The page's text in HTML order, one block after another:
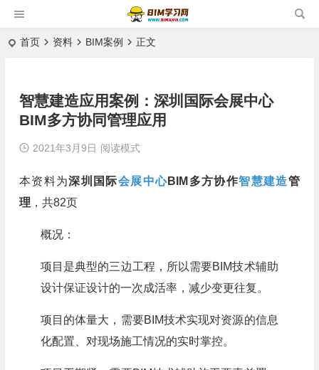
首页 资料 BIM案例 正文
智慧建造应用案例：深圳国际会展中心
BIM多方协同管理应用
2021年3月9日 阅读模式
本资料为深圳国际会展中心BIM多方协作智慧建造管
理 ，共82页
概况：
项目是典型的三边工程，所以需要BIM技术辅助
设计保证设计的一次成活率，减少变更往复。
项目的体量大，需要BIM技术实现对资源的信息
化配置、对现场施工情况的实时掌控。